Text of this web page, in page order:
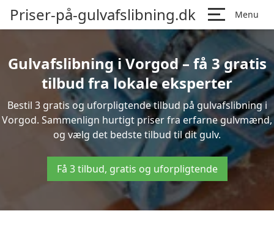
Priser-på-gulvafslibning.dk Menu
Gulvafslibning i Vorgod – få 3 gratis
tilbud fra lokale eksperter
Bestil 3 gratis og uforpligtende tilbud på gulvafslibning i
Vorgod. Sammenlign hurtigt priser fra erfarne gulvmænd,
og vælg det bedste tilbud til dit gulv.
Få 3 tilbud, gratis og uforpligtende